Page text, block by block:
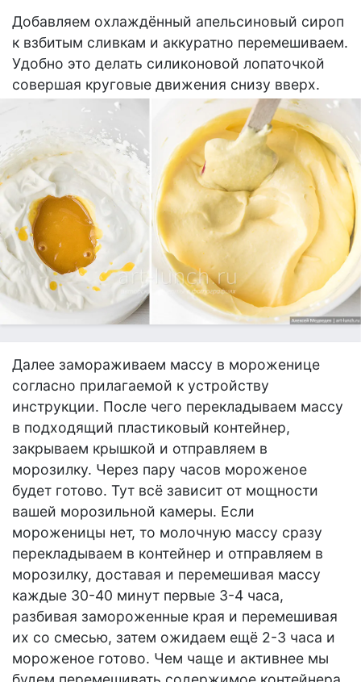
Добавляем охлаждённый апельсиновый сироп
к взбитым сливкам и аккуратно перемешиваем.
Удобно это делать силиконовой лопаточкой
совершая круговые движения снизу вверх.
Далее замораживаем массу в мороженице
согласно прилагаемой к устройству
инструкции. После чего перекладываем массу
в подходящий пластиковый контейнер,
закрываем крышкой и отправляем в
морозилку. Через пару часов мороженое
будет готово. Тут всё зависит от мощности
вашей морозильной камеры. Если
мороженицы нет, то молочную массу сразу
перекладываем в контейнер и отправляем в
морозилку, доставая и перемешивая массу
каждые 30-40 минут первые 3-4 часа,
разбивая замороженные края и перемешивая
их со смесью, затем ожидаем ещё 2-3 часа и
мороженое готово. Чем чаще и активнее мы